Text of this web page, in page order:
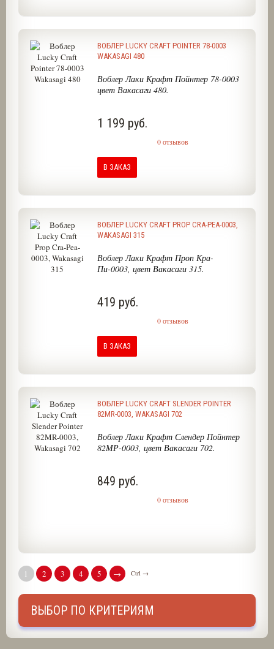
ВОБЛЕР LUCKY CRAFT POINTER 78-0003
WAKASAGI 480
Воблер Лаки Крафт Пойнтер 78-0003
цвет Вакасаги 480.
1 199 руб.
0 отзывов
В ЗАКАЗ
ВОБЛЕР LUCKY CRAFT PROP CRA-PEA-0003,
WAKASAGI 315
Воблер Лаки Крафт Проп Кра-
Пи-0003, цвет Вакасаги 315.
419 руб.
0 отзывов
В ЗАКАЗ
ВОБЛЕР LUCKY CRAFT SLENDER POINTER
82MR-0003, WAKASAGI 702
Воблер Лаки Крафт Слендер Пойнтер
82МР-0003, цвет Вакасаги 702.
849 руб.
0 отзывов
1 2 3 4 5 → Ctrl →
ВЫБОР ПО КРИТЕРИЯМ